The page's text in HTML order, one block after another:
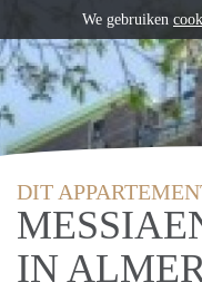
DIT
IN
We gebruiken